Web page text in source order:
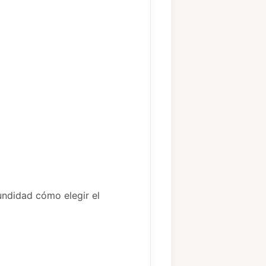
cómo elegir el